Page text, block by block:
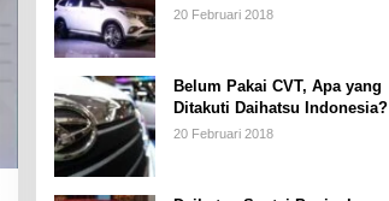
20 Februari 2018
Belum Pakai CVT, Apa yang
Ditakuti Daihatsu Indonesia?
20 Februari 2018